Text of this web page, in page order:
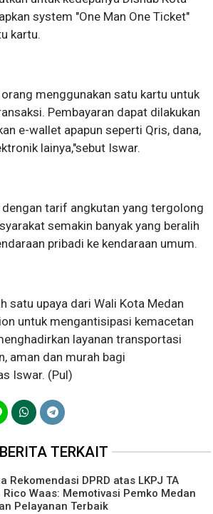
system "One Man One Ticket"
kartu.
menggunakan satu kartu untuk
Pembayaran dapat dilakukan
e-wallet apapun seperti Qris, dana,
lainya,"sebut Iswar.
dengan tarif angkutan yang tergolong
semakin banyak yang beralih
pribadi ke kendaraan umum.
satu upaya dari Wali Kota Medan
untuk mengantisipasi kemacetan
layanan transportasi
aman dan murah bagi
Iswar. (Pul)
BERITA TERKAIT
Rekomendasi DPRD atas LKPJ TA
Rico Waas: Memotivasi Pemko Medan
Pelayanan Terbaik